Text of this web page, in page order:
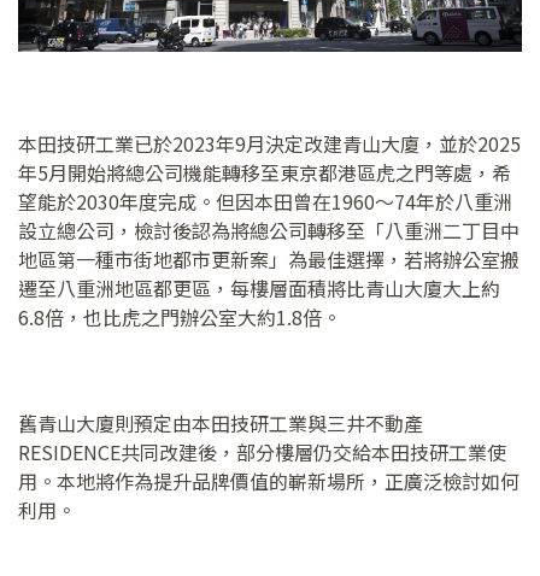
本田技研工業已於2023年9月決定改建青山大廈，並於2025
年5月開始將總公司機能轉移至東京都港區虎之門等處，希
望能於2030年度完成。但因本田曾在1960～74年於八重洲
設立總公司，檢討後認為將總公司轉移至「八重洲二丁目中
地區第一種市街地都市更新案」為最佳選擇，若將辦公室搬
遷至八重洲地區都更區，每樓層面積將比青山大廈大上約
6.8倍，也比虎之門辦公室大約1.8倍。
舊青山大廈則預定由本田技研工業與三井不動產
RESIDENCE共同改建後，部分樓層仍交給本田技研工業使
用。本地將作為提升品牌價值的嶄新場所，正廣泛檢討如何
利用。